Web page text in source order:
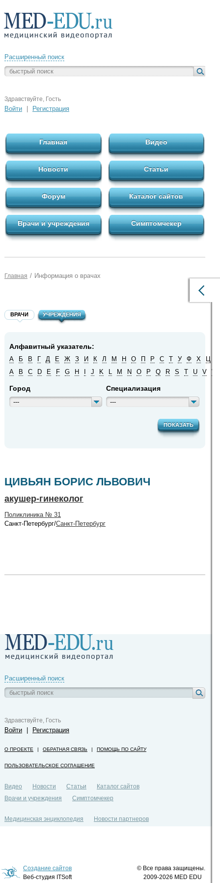
Расширенный поиск
Здравствуйте, Гость
Войти Регистрация
Главная Видео
Новости Статьи
Форум Каталог сайтов
Врачи и учреждения Симптомчекер
Главная / Информация о врачах
ВРАЧИ УЧРЕЖДЕНИЯ
Алфавитный указатель:
А Б В Г Д Е Ж З И К Л М Н О П Р С Т У Ф Х Ц
A
B C D E F G H J K L M N O P Q R S T U V W
Город
---
Специализация
---
ПОКАЗАТЬ
ЦИВЬЯН БОРИС ЛЬВОВИЧ
акушер-гинеколог
Поликлиника № 31
Санкт-Петербург/Санкт-Петербург
Расширенный поиск
Здравствуйте, Гость
Войти Регистрация
О ПРОЕКТЕ | ОБРАТНАЯ СВЯЗЬ | ПОМОЩЬ ПО САЙТУ
ПОЛЬЗОВАТЕЛЬСКОЕ СОГЛАШЕНИЕ
Видео Новости Статьи
Каталог сайтов
Врачи и учреждения
Симптомчекер
Медицинская энциклопедия
Новости партнеров
Создание сайтов
Веб-студия ITSoft
© Все права защищены.
2009-2026 MED EDU